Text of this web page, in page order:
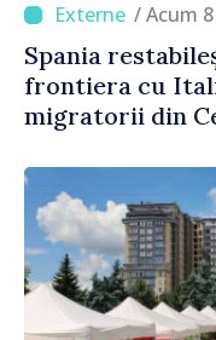
/ Acum
Spania
frontiera cu
migratorii din